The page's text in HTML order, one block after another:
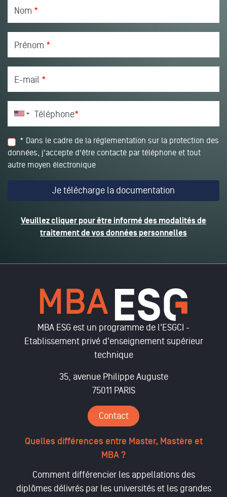
Nom *
Prénom *
E-mail *
Téléphone*
* Dans le cadre de la réglementation sur la protection des
données, j'accepte d'être contacté par téléphone et tout
autre moyen électronique
Veuillez cliquer pour être informé des modalités de
traitement de vos données personnelles
MBA ESG est un programme de l'ESGCI -
Etablissement privé d'enseignement supérieur
technique
35, avenue Philippe Auguste
75011 PARIS
Contact
Quelles différences entre Master, Mastère et
MBA ?
Comment différencier les appellations des
diplômes délivrés par les universités et les grandes